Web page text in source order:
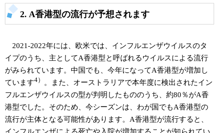
2. A香港型の流行が予想されます
2021-2022年には、欧米では、インフルエンザウイルスのタ
イプのうち、主としてA香港型と呼ばれるウイルスによる流行
がみられています。中国でも、今年になってA香港型が増加し
ています4）
。また、オーストラリアで本年度に検出されたイン
フルエンザウイルスの型が判明したもののうち、約80％がA香
港型でした。そのため、今シーズンは、わが国でもA香港型の
流行が主体となる可能性があります。A香港型が流行すると、